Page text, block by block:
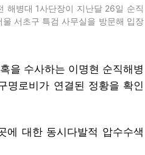
해병대 1사단장이 지난달 26일 순직
서초구 특검 사무실을 방문해 입장
을 수사하는 이명현 순직해병
명로비가 연결된 정황을 확인
에 대한 동시다발적 압수수색